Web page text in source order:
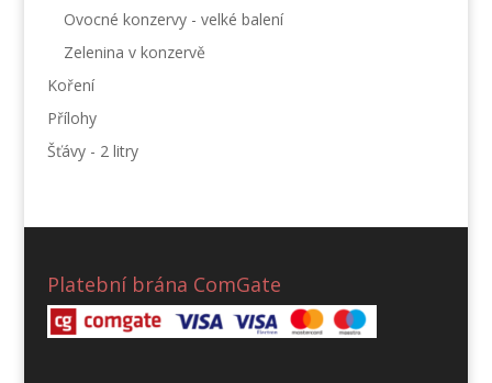
Ovocné konzervy - velké balení
Zelenina v konzervě
Koření
Přílohy
Šťávy - 2 litry
Platební brána ComGate